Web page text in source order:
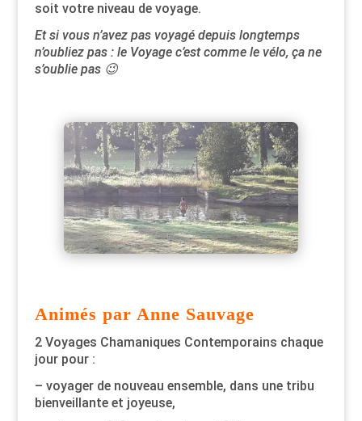
soit votre niveau de voyage.
Et si vous n’avez pas voyagé depuis longtemps
n’oubliez pas : le Voyage c’est comme le vélo, ça ne
s’oublie pas 😉
Animés par Anne Sauvage
2 Voyages Chamaniques Contemporains chaque
jour pour :
– voyager de nouveau ensemble, dans une tribu
bienveillante et joyeuse,